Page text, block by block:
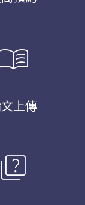
上傳
quiz